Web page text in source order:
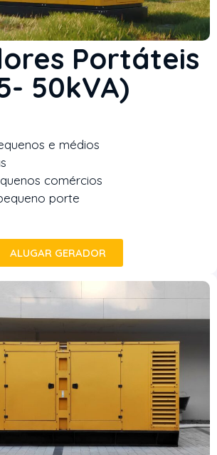
Portáteis
50kVA)
e médios
comércios
porte
ALUGAR GERADOR